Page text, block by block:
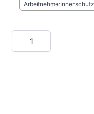
ArbeitnehmerInnenschutz
Menge